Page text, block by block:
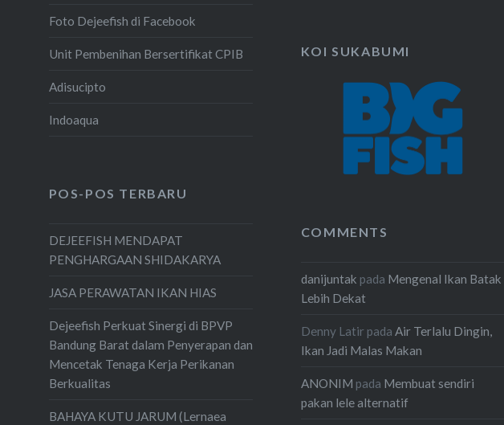
Foto Dejeefish di Facebook
Unit Pembenihan Bersertifikat CPIB
Adisucipto
Indoaqua
KOI SUKABUMI
POS-POS TERBARU
DEJEEFISH MENDAPAT
PENGHARGAAN SHIDAKARYA
JASA PERAWATAN IKAN HIAS
Dejeefish Perkuat Sinergi di BPVP
Bandung Barat dalam Penyerapan dan
Mencetak Tenaga Kerja Perikanan
Berkualitas
BAHAYA KUTU JARUM (Lernaea
COMMENTS
danijuntak pada Mengenal Ikan Batak
Lebih Dekat
Denny Latir pada Air Terlalu Dingin,
Ikan Jadi Malas Makan
ANONIM pada Membuat sendiri
pakan lele alternatif